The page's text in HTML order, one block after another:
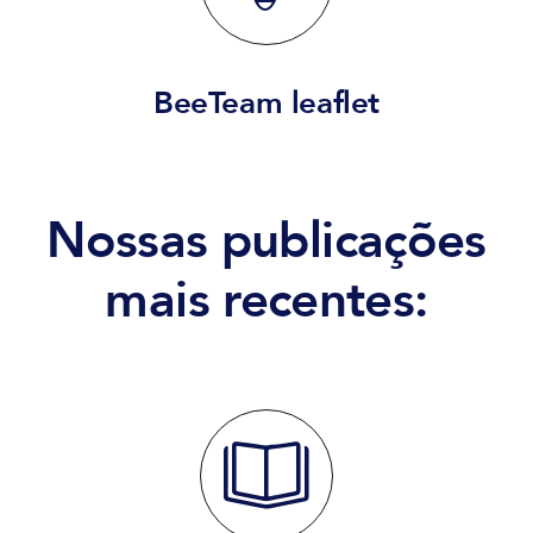
BeeTeam leaflet
Nossas publicações
mais recentes: